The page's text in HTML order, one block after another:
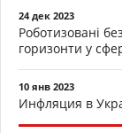
24 дек 2023
Роботизовані
горизонти у
10 янв 2023
Инфляция в